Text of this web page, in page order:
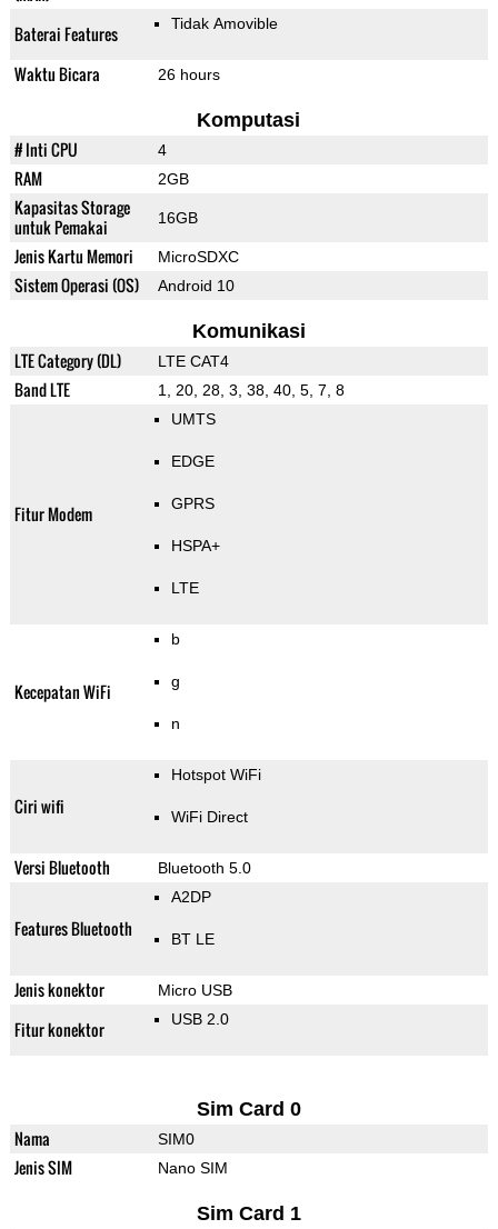
Baterai Features
Tidak Amovible
Waktu Bicara 26 hours
Komputasi
# Inti CPU 4
RAM 2GB
Kapasitas Storage
untuk Pemakai
16GB
Jenis Kartu Memori MicroSDXC
Sistem Operasi (OS) Android 10
Komunikasi
LTE Category (DL) LTE CAT4
Band LTE 1, 20, 28, 3, 38, 40, 5, 7, 8
Fitur Modem
UMTS
EDGE
GPRS
HSPA+
LTE
Kecepatan WiFi
b
g
n
Ciri wifi
Hotspot WiFi
WiFi Direct
Versi Bluetooth Bluetooth 5.0
Features Bluetooth
A2DP
BT LE
Jenis konektor Micro USB
Fitur konektor USB 2.0
Sim Card 0
Nama SIM0
Jenis SIM Nano SIM
Sim Card 1